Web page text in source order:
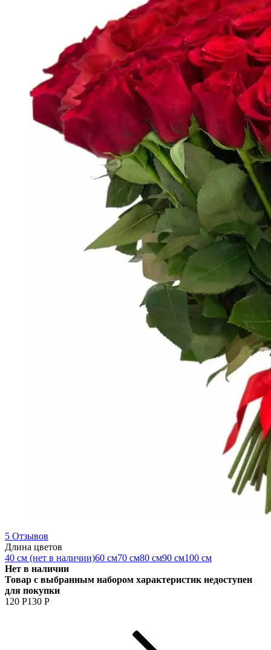
5 Отзывов
Длина цветов
40 см (нет в наличии)60 см70 см80 см90 см100 см
Нет в наличии
Товар с выбранным набором характеристик недоступен
для покупки
120 Р130 Р